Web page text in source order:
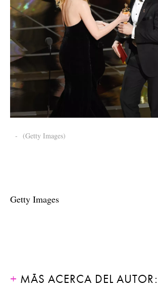
- (Getty Images)
Getty Images
MÁS ACERCA DEL AUTOR: